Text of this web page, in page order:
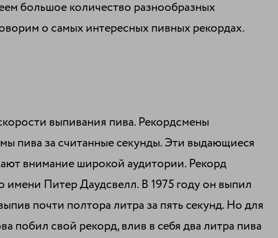
большое количество разнообразных
о самых интересных пивных рекордах.
выпивания пива. Рекордсмены
пива за считанные секунды. Эти выдающиеся
внимание широкой аудитории. Рекорд
Питер Даудсвелл. В 1975 году он выпил
почти полтора литра за пять секунд. Но для
побил свой рекорд, влив в себя два литра пива